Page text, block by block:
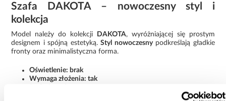
Szafa DAKOTA – nowoczesny styl i
kolekcja
Model należy do kolekcji DAKOTA, wyróżniającej się prostym
designem i spójną estetyką.Styl nowoczesnypodkreślają gładkie
fronty oraz minimalistyczna forma.
Oświetlenie: brak
Wymaga złożenia: tak